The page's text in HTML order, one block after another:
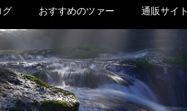
グ おすすめのツァー 通販サイト